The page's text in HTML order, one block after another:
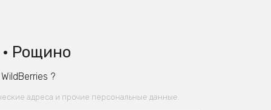
• Рощино
?
адреса и прочие персональные данные.